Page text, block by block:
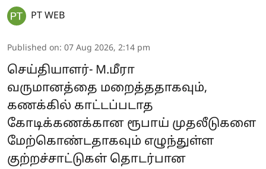
PT WEB
Published on: 07 Aug 2026, 2:14 pm
செய்தியாளர்- M.மீரா
வருமானத்தை மறைத்ததாகவும்,
கணக்கில் காட்டப்படாத
கோடிக்கணக்கான ரூபாய் முதலீடுகளை
மேற்கொண்டதாகவும் எழுந்துள்ள
குற்றச்சாட்டுகள் தொடர்பான